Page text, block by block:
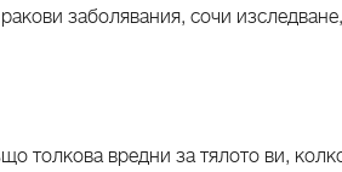
заболявания, сочи изследване,
толкова вредни за тялото ви,